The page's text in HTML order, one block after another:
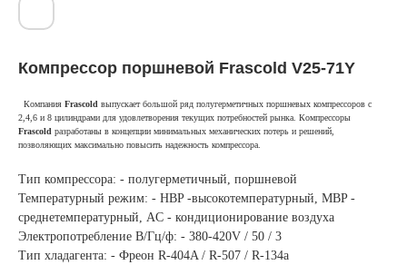
Компрессор поршневой Frascold V25-71Y
Компания Frascold выпускает большой ряд полугерметичных поршневых компрессоров с
2,4,6 и 8 цилиндрами для удовлетворения текущих потребностей рынка. Компрессоры
Frascold разработаны в концепции минимальных механических потерь и решений,
позволяющих максимально повысить надежность компрессора.
Тип компрессора: - полугерметичный, поршневой
Температурный режим: - HBP -высокотемпературный, MBP -
среднетемпературный, AC - кондиционирование воздуха
Электропотребление В/Гц/ф: - 380-420V / 50 / 3
Тип хладагента: - Фреон R-404A / R-507 / R-134a